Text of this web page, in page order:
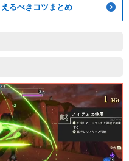
るべきコツまとめ